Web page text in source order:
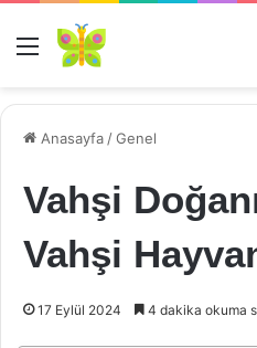
Menü
Anasayfa /Genel
Vahşi
Vahşi
17 Eylül 2024 4 dakika okuma